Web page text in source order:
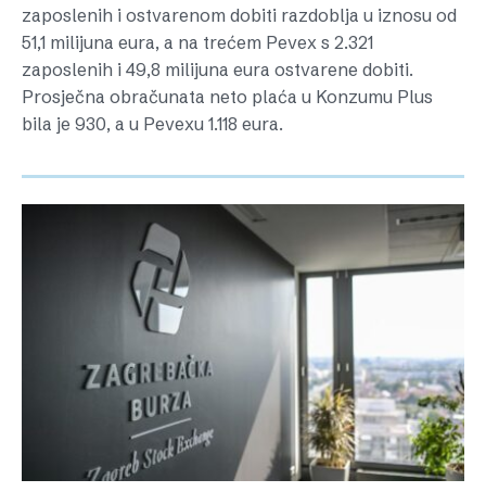
zaposlenih i ostvarenom dobiti razdoblja u iznosu od
51,1 milijuna eura, a na trećem Pevex s 2.321
zaposlenih i 49,8 milijuna eura ostvarene dobiti.
Prosječna obračunata neto plaća u Konzumu Plus
bila je 930, a u Pevexu 1.118 eura.